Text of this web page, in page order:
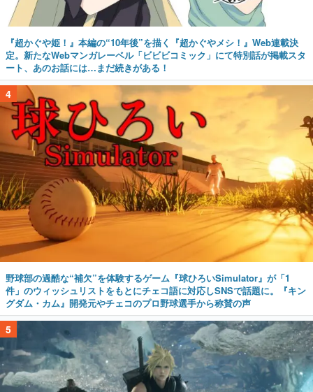
『超かぐや姫！』本編の“10年後”を描く『超かぐやメシ！』Web連載決
定。新たなWebマンガレーベル「ビビビコミック」にて特別話が掲載スタ
ート、あのお話には…まだ続きがある！
4
野球部の過酷な“補欠”を体験するゲーム『球ひろいSimulator』が「1
件」のウィッシュリストをもとにチェコ語に対応しSNSで話題に。『キン
グダム・カム』開発元やチェコのプロ野球選手から称賛の声
5